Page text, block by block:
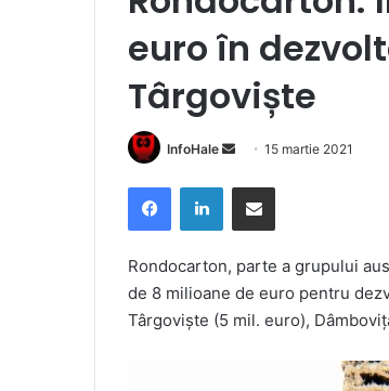
euro în
Târgoviște
InfoHale
Send
email
15 martie 2021
FacebookLinkedInShare via Email
Rondocarton, parte a grupului
de 8 milioane de euro pentru
Târgovişte (5 mil. euro),